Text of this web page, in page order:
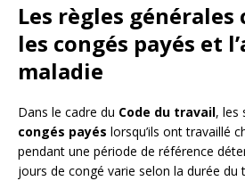
Les règles
les congés payés et
maladie
Dans le cadre du Code du travail, les
congés payés lorsqu’ils ont travaillé
pendant une période de référence
jours de congé varie selon la durée du